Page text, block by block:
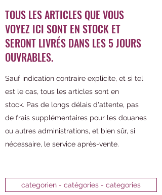
TOUS LES ARTICLES QUE VOUS
VOYEZ ICI SONT EN STOCK ET
SERONT LIVRÉS DANS LES 5 JOURS
OUVRABLES.
Sauf indication contraire explicite, et si tel
est le cas, tous les articles sont en
stock. Pas de longs délais d'attente, pas
de frais supplémentaires pour les douanes
ou autres administrations, et bien sûr, si
nécessaire, le service après-vente.
categorien - catégories - categories